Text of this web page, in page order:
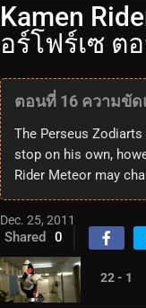
Kamen
อร์โฟร์เซ ต
ตอนที่ 16 ความขั
The Perseus
stop on his own,
Rider Meteor may
Dec. 25, 2011
Shared 0
22 - 1